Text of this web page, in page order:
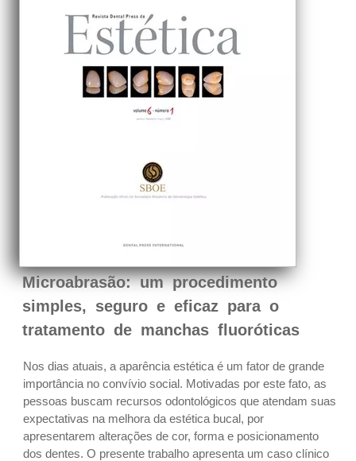
Microabrasão: um procedimento
simples, seguro e eficaz para o
tratamento de manchas fluoróticas
Nos dias atuais, a aparência estética é um fator de grande
importância no convívio social. Motivadas por este fato, as
pessoas buscam recursos odontológicos que atendam suas
expectativas na melhora da estética bucal, por
apresentarem alterações de cor, forma e posicionamento
dos dentes. O presente trabalho apresenta um caso clínico